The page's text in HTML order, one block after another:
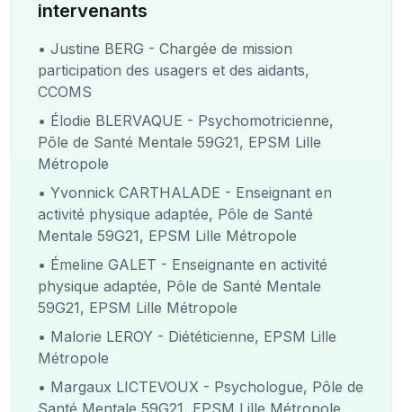
intervenants
• Justine BERG - Chargée de mission
participation des usagers et des aidants,
CCOMS
• Élodie BLERVAQUE - Psychomotricienne,
Pôle de Santé Mentale 59G21, EPSM Lille
Métropole
• Yvonnick CARTHALADE - Enseignant en
activité physique adaptée, Pôle de Santé
Mentale 59G21, EPSM Lille Métropole
• Émeline GALET - Enseignante en activité
physique adaptée, Pôle de Santé Mentale
59G21, EPSM Lille Métropole
• Malorie LEROY - Diététicienne, EPSM Lille
Métropole
• Margaux LICTEVOUX - Psychologue, Pôle de
Santé Mentale 59G21, EPSM Lille Métropole